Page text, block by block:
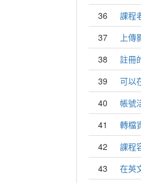
36
課程
37
上
38
註冊
39
可以
40
帳號
41
轉檔
42
課程
43
在英